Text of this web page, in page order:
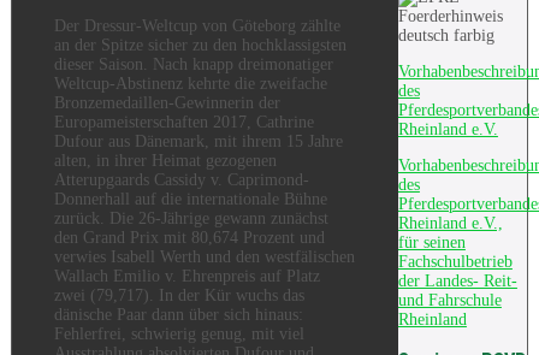
des
Rheinland e.V.
des
Rheinland e.V.,
für seinen
Fachschulbetrieb
der Landes- Reit-
und Fahrschule
Rheinland
Der Dressur-Weltcup von Göteborg zählte
an der Spitze sicher zu den hochklassigsten
dieser Saison. Nach knapp dreimonatiger
Weltcup-Abstinenz kehrte die zweifache
Bronzemedaillen-Gewinnerin der
Europameisterschaften 2017, Cathrine
Dufour aus Dänemark, mit ihrem 15 Jahre
alten, in ihrer Heimat gezogenen
Atterupgaards Cassidy v. Caprimond-
Donnerhall auf die internationale Bühne
zurück. Die 26-Jährige gewann zunächst
den Grand Prix mit 80,674 Prozent und
verwies Isabell Werth und den westfälischen
Wallach Emilio v. Ehrenpreis auf Platz
zwei (79,717). In der Kür wuchs das
dänische Paar dann über sich hinaus:
Fehlerfrei, schwierig genug, mit viel